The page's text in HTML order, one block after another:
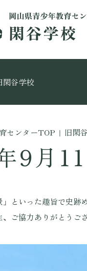
閑谷学校
センターTOP | 旧閑
9月
」といった趣旨で史
ご協力ありがとうご